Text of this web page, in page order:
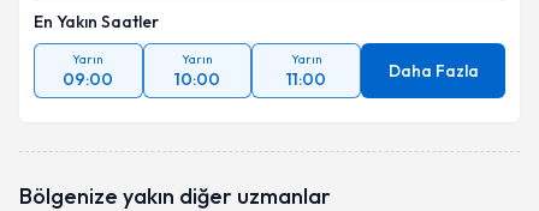
En Yakın Saatler
Yarın
09:00
Yarın
10:00
Yarın
11:00 Daha Fazla
Bölgenize yakın diğer uzmanlar